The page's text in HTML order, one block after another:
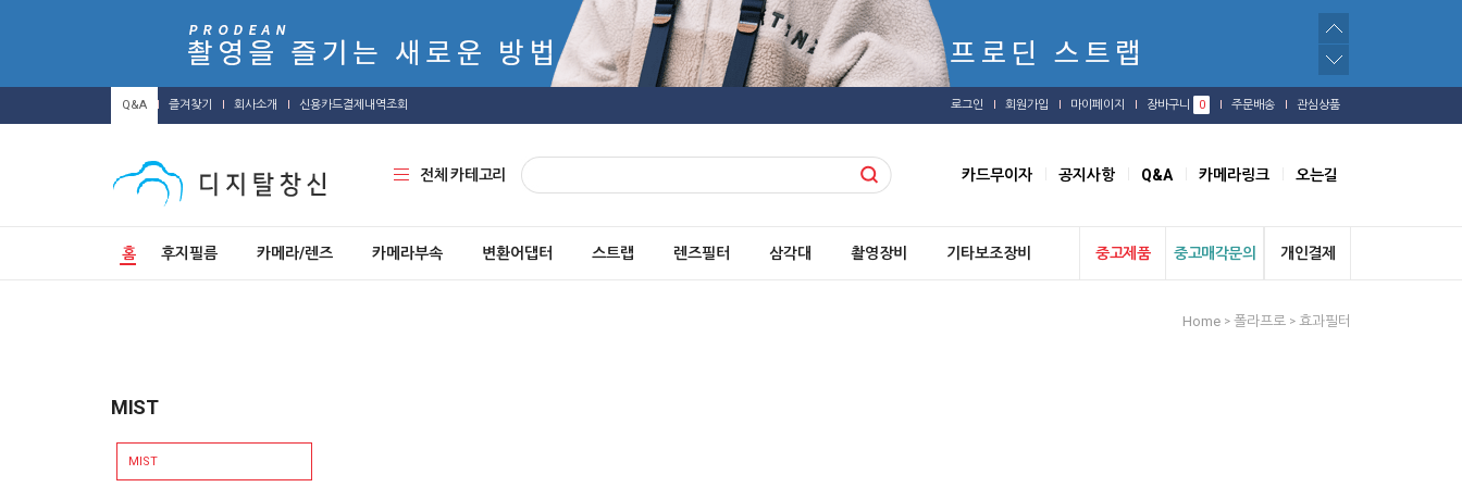
Q&A 즐겨찾기 회사소개 신용카드결제내역조회 로그인 회원가입 마이페이지 장바구니 0 주문배송 관심상품
전체 카테고리 카드무이자 공지사항 Q&A 카메라링크 오는길
홈 후지필름 카메라/렌즈 카메라부속 변환어댑터 스트랩 렌즈필터 삼각대 촬영장비 기타보조장비 중고제품 중고매각문의 개인결제
Home > 폴라프로 > 효과필터
MIST
MIST